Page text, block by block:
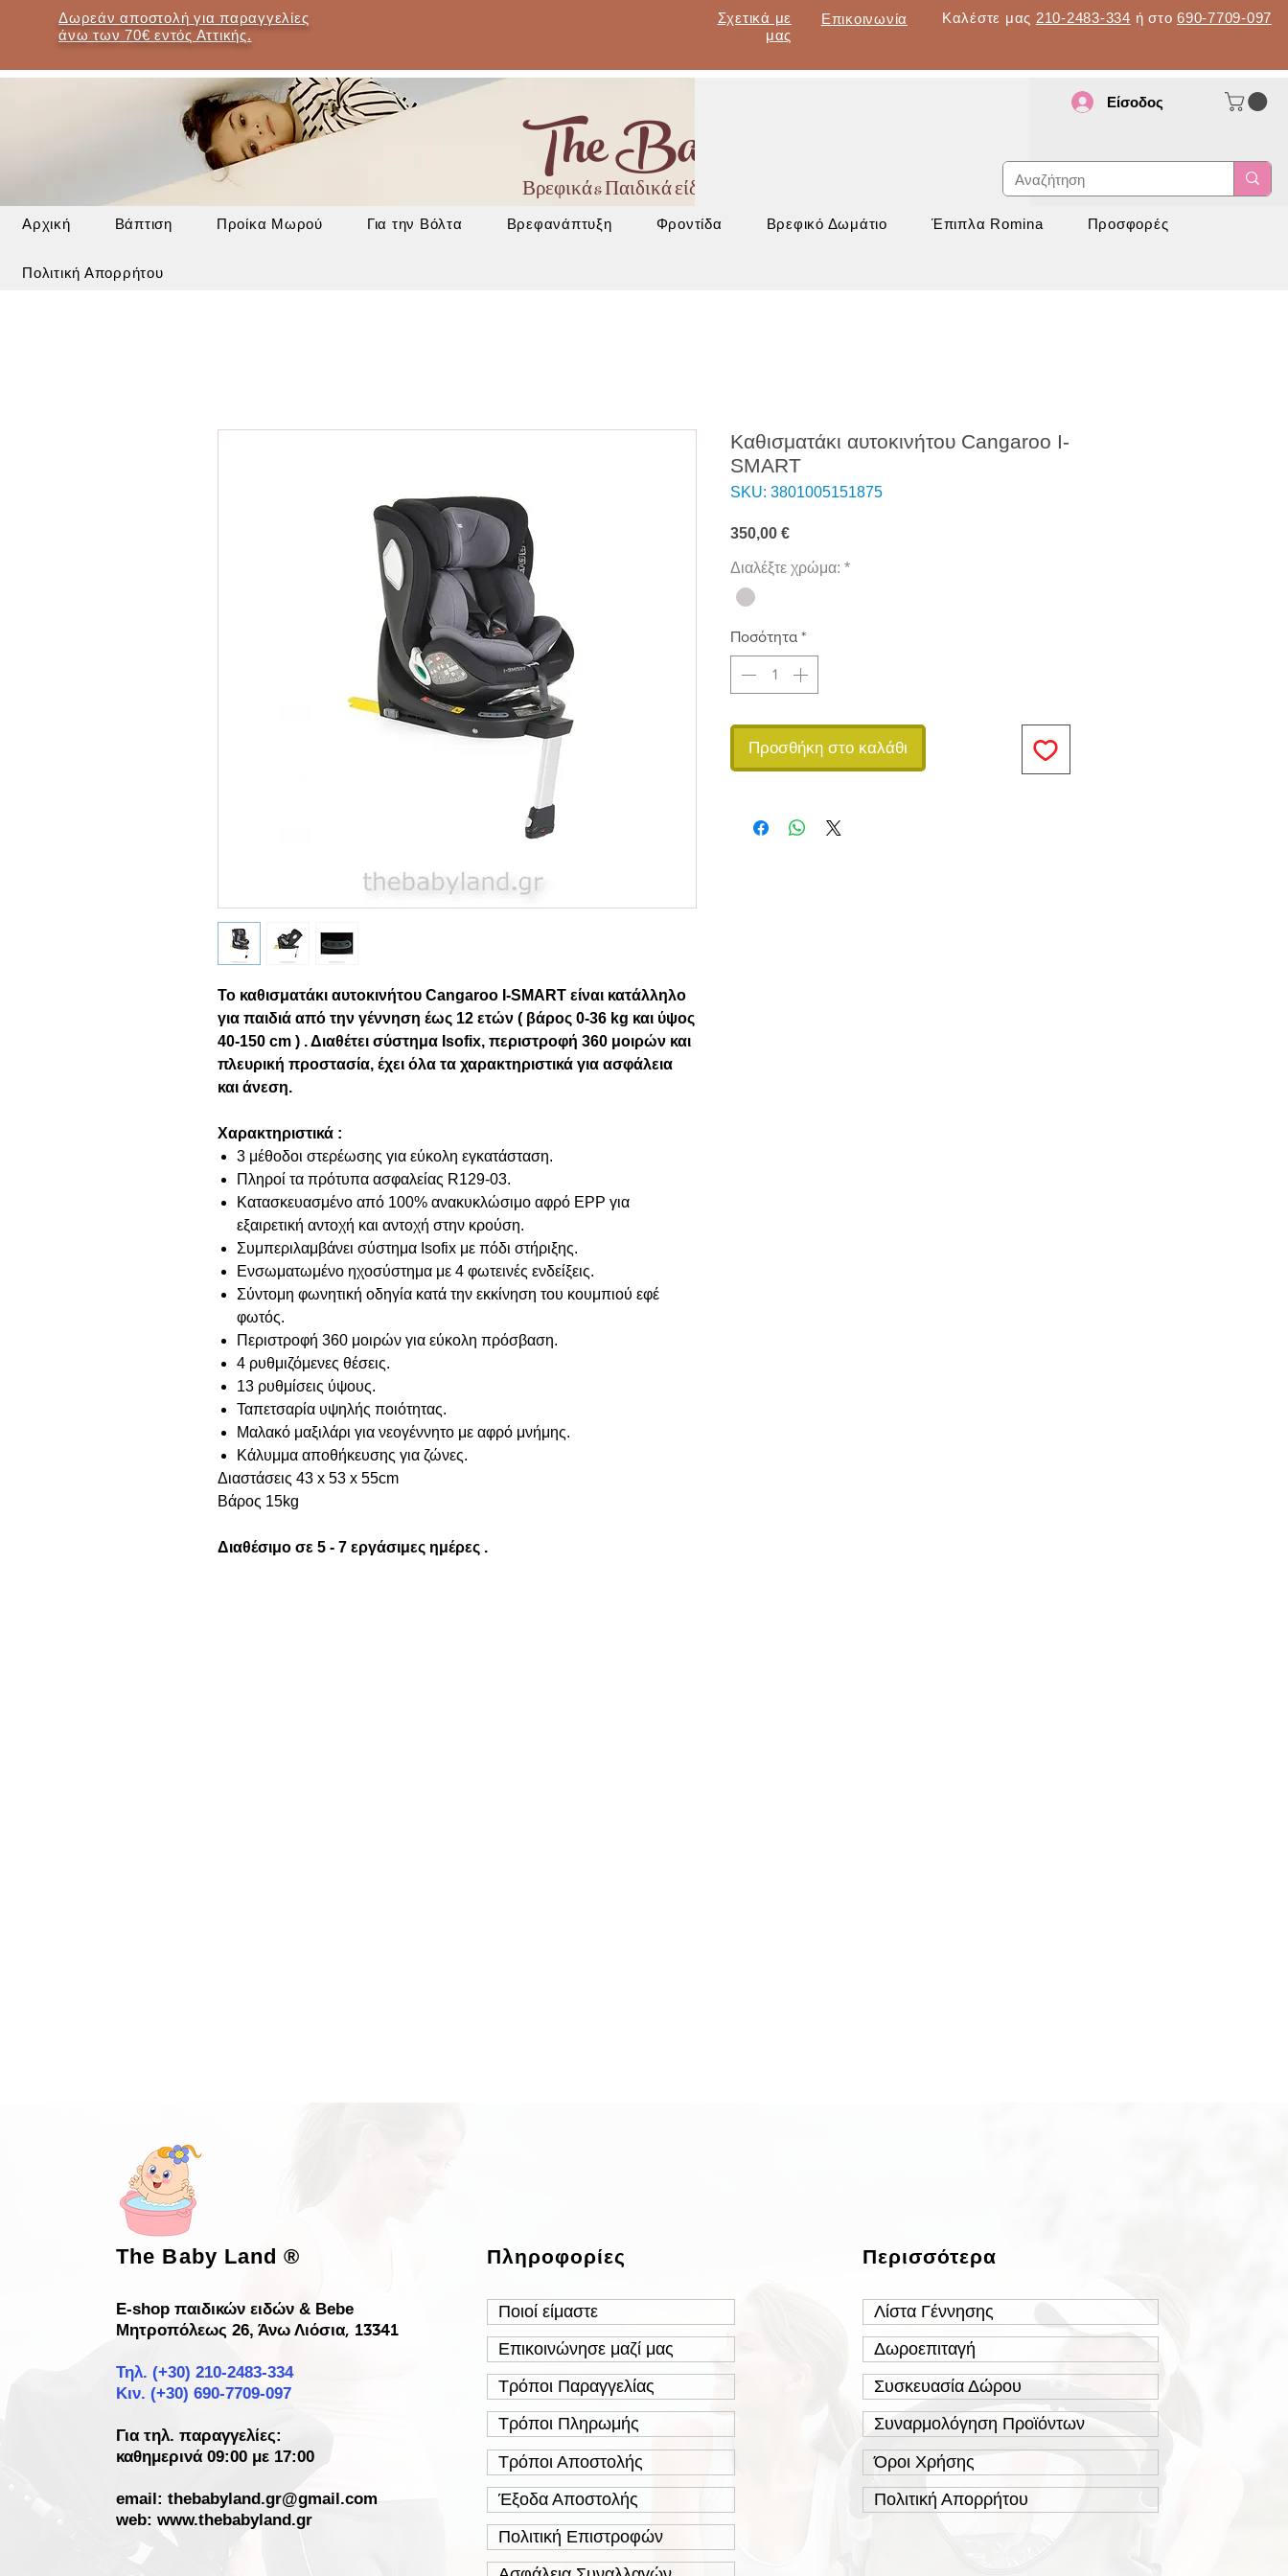
Δωρεάν αποστολή για παραγγελίες
άνω των 70€ εντός Αττικής.
Σχετικά με
μας
Επικοινωνία Καλέστε μας 210-2483-334 ή στο 690-7709-097
The Baby Land
Βρεφικά & Παιδικά είδη - Έπιπλα - Βρεφανάπτυξη
Είσοδος
Αρχική Βάπτιση Προίκα Μωρού Για την Βόλτα Βρεφανάπτυξη Φροντίδα Βρεφικό Δωμάτιο Έπιπλα Romina Προσφορές
Πολιτική Απορρήτου
Το καθισματάκι αυτοκινήτου Cangaroo I-SMART είναι κατάλληλο
για παιδιά από την γέννηση έως 12 ετών ( βάρος 0-36 kg και ύψος
40-150 cm ) . Διαθέτει σύστημα Isofix, περιστροφή 360 μοιρών και
πλευρική προστασία, έχει όλα τα χαρακτηριστικά για ασφάλεια
και άνεση.
Χαρακτηριστικά :
3 μέθοδοι στερέωσης για εύκολη εγκατάσταση.
Πληροί τα πρότυπα ασφαλείας R129-03.
Κατασκευασμένο από 100% ανακυκλώσιμο αφρό EPP για
εξαιρετική αντοχή και αντοχή στην κρούση.
Συμπεριλαμβάνει σύστημα Isofix με πόδι στήριξης.
Ενσωματωμένο ηχοσύστημα με 4 φωτεινές ενδείξεις.
Σύντομη φωνητική οδηγία κατά την εκκίνηση του κουμπιού εφέ
φωτός.
Περιστροφή 360 μοιρών για εύκολη πρόσβαση.
4 ρυθμιζόμενες θέσεις.
13 ρυθμίσεις ύψους.
Ταπετσαρία υψηλής ποιότητας.
Μαλακό μαξιλάρι για νεογέννητο με αφρό μνήμης.
Κάλυμμα αποθήκευσης για ζώνες.
Διαστάσεις 43 x 53 x 55cm
Βάρος 15kg
Διαθέσιμο σε 5 - 7 εργάσιμες ημέρες .
Καθισματάκι αυτοκινήτου Cangaroo I-
SMART
SKU: 3801005151875
350,00 €Τιμή
Διαλέξτε χρώμα: *
Ποσότητα *
Προσθήκη στο καλάθι
The Baby Land®
E-shop παιδικών ειδών & Bebe
Μητροπόλεως 26, Άνω Λιόσια, 13341
Τηλ. (+30)210-2483-334
Κιν. (+30) 690-7709-097
Για τηλ. παραγγελίες:
καθημερινά 09:00 με 17:00
email:thebabyland.gr@gmail.com
web: www.thebabyland.gr
Πληροφορίες
Ποιοί είμαστε
Επικοινώνησε μαζί μας
Τρόποι Παραγγελίας
Τρόποι Πληρωμής
Τρόποι Αποστολής
Έξοδα Αποστολής
Πολιτική Επιστροφών
Περισσότερα
Λίστα Γέννησης
Δωροεπιταγή
Συσκευασία Δώρου
Συναρμολόγηση Προϊόντων
Όροι Χρήσης
Πολιτική Απορρήτου